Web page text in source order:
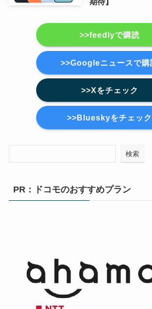
>>feedlyで購読
>>Googleニュースで購
>>Xをチェック
>>Blueskyをチェック
検索
PR：ドコモのおすすめプラン